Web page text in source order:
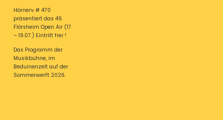
Hörnerv # 470
präsentiert das 49.
Flörsheim Open Air (17.
– 19.07.) Eintritt frei !
Das Programm der
Musikbühne, im
Beduinenzelt auf der
Sommerwerft 2026.